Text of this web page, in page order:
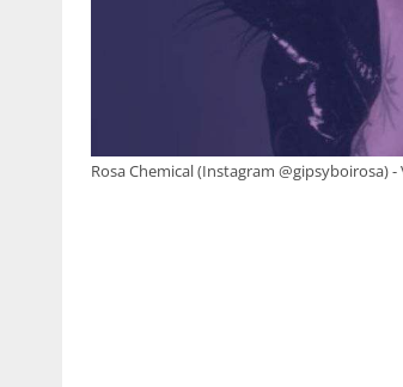
Rosa Chemical (Instagram @gipsyboirosa)